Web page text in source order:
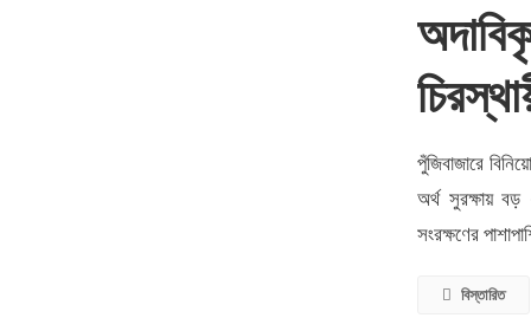
পুঁজিবাজারে
অর্থ সুরক্ষায় বড়
সংরক্ষণের
বিস্তারিত